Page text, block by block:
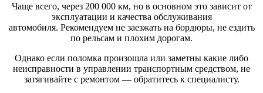
Чаще всего, через 200 000 км, но в основном это зависит от
эксплуатации и качества обслуживания
автомобиля. Рекомендуем не заезжать на бордюры, не ездить
по рельсам и плохим дорогам.
Однако если поломка произошла или заметны какие либо
неисправности в управлении транспортным средством, не
затягивайте с ремонтом — обратитесь к специалисту.